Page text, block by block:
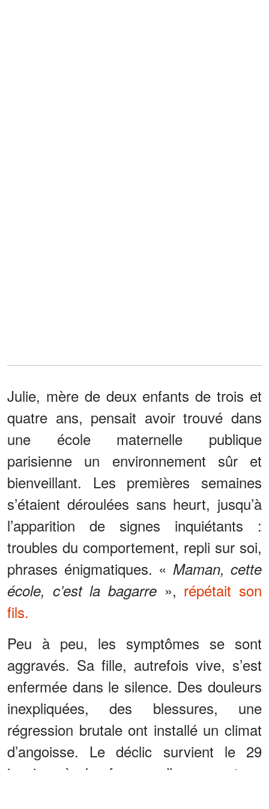
Julie, mère de deux enfants de trois et
quatre ans, pensait avoir trouvé dans
une école maternelle publique
parisienne un environnement sûr et
bienveillant. Les premières semaines
s’étaient déroulées sans heurt, jusqu’à
l’apparition de signes inquiétants :
troubles du comportement, repli sur soi,
phrases énigmatiques. « Maman, cette
école, c’est la bagarre », répétait son
fils.
Peu à peu, les symptômes se sont
aggravés. Sa fille, autrefois vive, s’est
enfermée dans le silence. Des douleurs
inexpliquées, des blessures, une
régression brutale ont installé un climat
d’angoisse. Le déclic survient le 29
janvier, à la faveur d’un reportage